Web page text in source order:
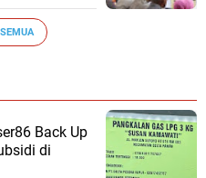
Back Up
di